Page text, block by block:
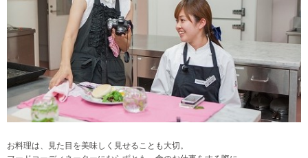
お料理は、見た目を美味しく見せることも大切。